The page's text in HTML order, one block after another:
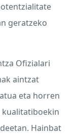
geratzeko
Ofizialari
aintzat
eta horren
Hainbat